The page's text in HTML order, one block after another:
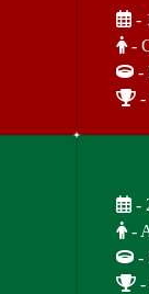
-
-
-
-
-
-
-
-